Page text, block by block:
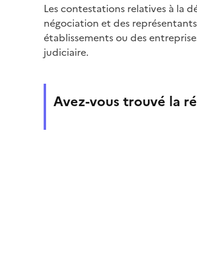
Les contestations relatives à la
négociation et des
établissements ou des
judiciaire.
Avez-vous trouvé la